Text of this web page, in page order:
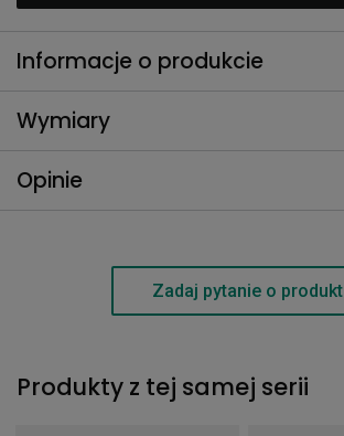
Informacje o produkcie
Wymiary
Opinie
Zadaj pytanie o produkt
Produkty z tej samej serii